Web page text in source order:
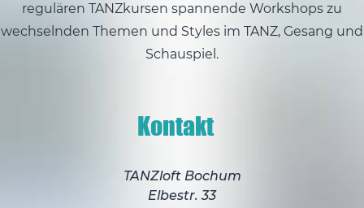
regulären TANZkursen spannende Workshops zu
wechselnden Themen und Styles im TANZ, Gesang und
Schauspiel.
Kontakt
TANZloft Bochum
Elbestr. 33